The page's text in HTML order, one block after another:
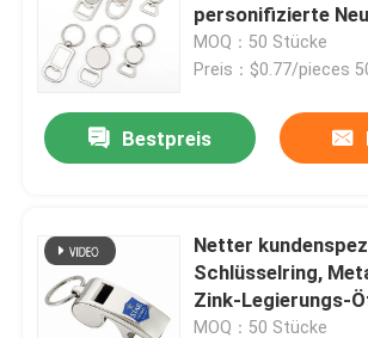
personifizierte
MOQ：50 Stücke
Preis：$0.77/pieces
Bestpreis
Netter
Schlüsselring,
Zink-Legierungs-
Schlüsselring
MOQ：50 Stücke